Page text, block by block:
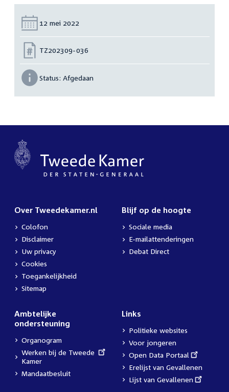
Datum:
12 mei 2022
Nummer:
TZ202309-036
Status: Afgedaan
Over Tweedekamer.nl
Colofon
Disclaimer
Uw privacy
Cookies
Toegankelijkheid
Sitemap
Blijf op de hoogte
Sociale media
E-mailattenderingen
Debat Direct
Ambtelijke
ondersteuning
Organogram
External
link:
Werken bij de Tweede
Kamer
Mandaatbesluit
Links
Politieke websites
Voor jongeren
External
link:
Open Data Portaal
Erelijst van Gevallenen
External
Lijst van Gevallenen